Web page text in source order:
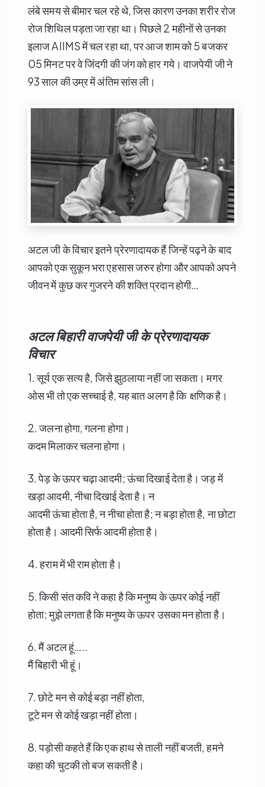
लंबे समय से बीमार चल रहे थे, जिस कारण उनका शरीर रोज
रोज शिथिल पड़ता जा रहा था। पिछले 2 महीनों से उनका
इलाज AIIMS में चल रहा था, पर आज शाम को 5 बजकर
05 मिनट पर वे जिंदगी की जंग को हार गये। वाजपेयी जी ने
93 साल की उम्र में अंतिम सांस ली।
अटल जी के विचार इतने प्रेरणादायक हैं जिन्हें पढ़ने के बाद
आपको एक सुकून भरा एहसास जरुर होगा और आपको अपने
जीवन में कुछ कर गुजरने की शक्ति प्रदान होगी…
अटल बिहारी वाजपेयी जी के प्रेरणादायक
विचार
1. सूर्य एक सत्य है, जिसे झुठलाया नहीं जा सकता। मगर
ओस भी तो एक सच्चाई है, यह बात अलग है कि क्षणिक है।
2. जलना होगा, गलना होगा।
कदम मिलाकर चलना होगा।
3. पेड़ के ऊपर चढ़ा आदमी; ऊंचा दिखाई देता है। जड़ में
खड़ा आदमी, नीचा दिखाई देता है। न
आदमी ऊंचा होता है, न नीचा होता है; न बड़ा होता है, ना छोटा
होता है। आदमी सिर्फ आदमी होता है।
4. हराम में भी राम होता है।
5. किसी संत कवि ने कहा है कि मनुष्य के ऊपर कोई नहीं
होता; मुझे लगता है कि मनुष्य के ऊपर उसका मन होता है।
6. मैं अटल हूं…..
मैं बिहारी भी हूं।
7. छोटे मन से कोई बड़ा नहीं होता,
टूटे मन से कोई खड़ा नहीं होता।
8. पड़ोसी कहते हैं कि एक हाथ से ताली नहीं बजती, हमने
कहा की चुटकी तो बज सकती है।